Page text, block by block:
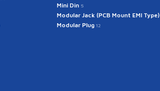
Mini Din 5
Modular Jack (PCB Mount EMI Type)
Modular Plug 12